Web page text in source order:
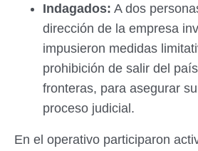
Indagados: A dos
dirección de la empresa
impusieron medidas
prohibición de salir del
fronteras, para asegurar
proceso judicial.
En el operativo participaron